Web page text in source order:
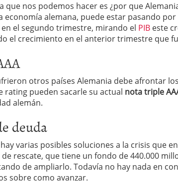
que nos podemos hacer es ¿por que
economía alemana, puede estar pasando
el segundo trimestre, mirando el PIB este
el crecimiento en el anterior trimestre que
otros países Alemania debe afrontar
rating pueden sacarle su actual nota triple
alemán.
deuda
varias posibles soluciones a la crisis que
rescate, que tiene un fondo de 440.000
de ampliarlo. Todavía no hay nada en
sobre como avanzar.